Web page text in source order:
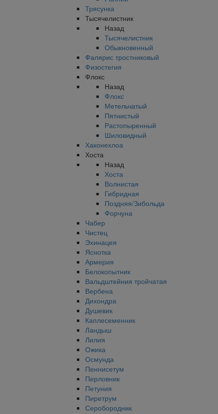
Трясунка
Тысячелистник
Назад
Тысячелистник
Обыкновенный
Фалярис тростниковый
Физостегия
Флокс
Назад
Флокс
Метельчатый
Пятнистый
Растопыренный
Шиловидный
Хаконехлоа
Хоста
Назад
Хоста
Волнистая
Гибридная
Поздняя/Зибольда
Форчуна
Чабер
Чистец
Эхинацея
Яснотка
Армерия
Белокопытник
Вальдштейния тройчатая
Вербена
Дихондра
Душевик
Каплесеменник
Ландыш
Лилия
Ожика
Осмунда
Пеннисетум
Перловник
Петуния
Пиретрум
Серобородник